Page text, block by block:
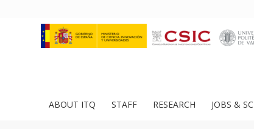
ABOUT ITQ STAFF RESEARCH JOBS &